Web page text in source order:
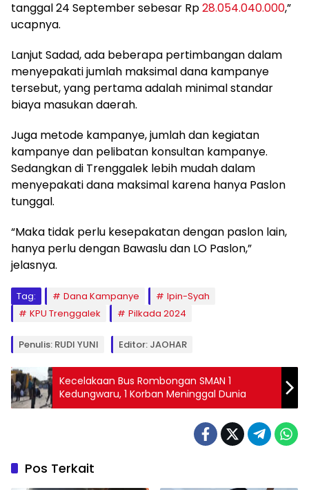
tanggal 24 September sebesar Rp28.054.040.000,”
ucapnya.
Lanjut Sadad, ada beberapa pertimbangan dalam
menyepakati jumlah maksimal dana kampanye
tersebut, yang pertama adalah minimal standar
biaya masukan daerah.
Juga metode kampanye, jumlah dan kegiatan
kampanye dan pelibatan konsultan kampanye.
Sedangkan di Trenggalek lebih mudah dalam
menyepakati dana maksimal karena hanya Paslon
tunggal.
“Maka tidak perlu kesepakatan dengan paslon lain,
hanya perlu dengan Bawaslu dan LO Paslon,”
jelasnya.
Tag: Dana Kampanye
Ipin-Syah
KPU Trenggalek
Pilkada 2024
Penulis: RUDI YUNI Editor: JAOHAR
Kecelakaan Bus Rombongan SMAN 1
Kedungwaru, 1 Korban Meninggal Dunia
Pos Terkait